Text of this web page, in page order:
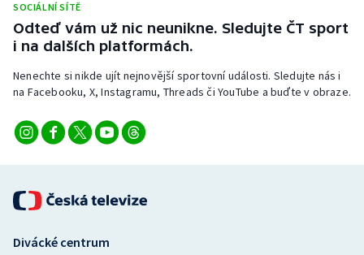
Veslování
Volejbal
Ostatní
SOCIÁLNÍ SÍTĚ
Odteď vám už nic neunikne. Sledujte ČT sport
i na dalších platformách.
Nenechte si nikde ujít nejnovější sportovní události. Sledujte nás i
na Facebooku, X, Instagramu, Threads či YouTube a buďte v obraze.
Divácké centrum